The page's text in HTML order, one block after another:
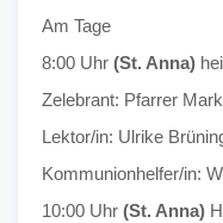
Am Tage
8:00 Uhr (St. Anna)
Zelebrant: Pfarrer
Lektor/in: Ulrike
Kommunionhelfer/in:
10:00 Uhr (St. Anna)